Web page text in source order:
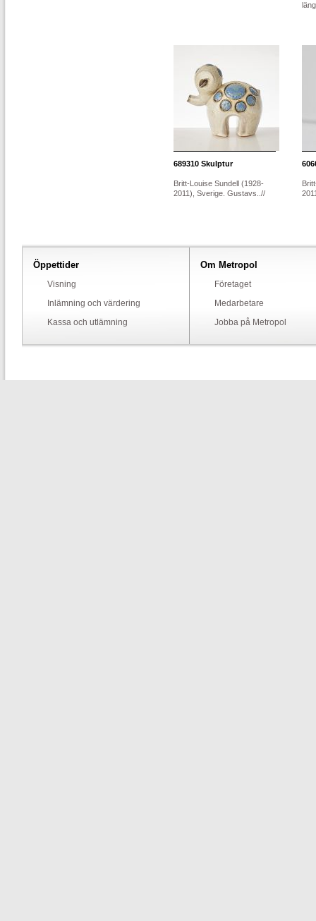
689310 Skulptur
Britt-Louise Sundell (1928-
2011), Sverige. Gustavs..//
Öppettider
Visning
Inlämning och värdering
Kassa och utlämning
Om Metropol
Företaget
Medarbetare
Jobba på Metropol